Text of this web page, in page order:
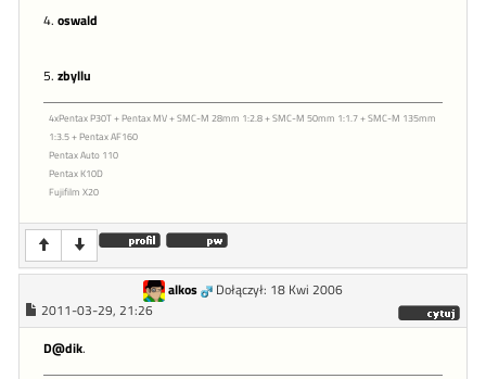
4. oswald
5. zbyllu
4xPentax P30T + Pentax MV + SMC-M 28mm 1:2.8 + SMC-M 50mm 1:1.7 + SMC-M 135mm
1:3.5 + Pentax AF160
Pentax Auto 110
Pentax K10D
Fujifilm X20
alkos
Dołączył: 18 Kwi 2006
2011-03-29, 21:26
D@dik.